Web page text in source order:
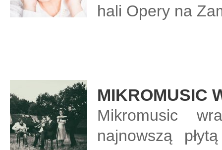
hali Opery na
MIKROMUSIC
Mikromusic
najnowszą